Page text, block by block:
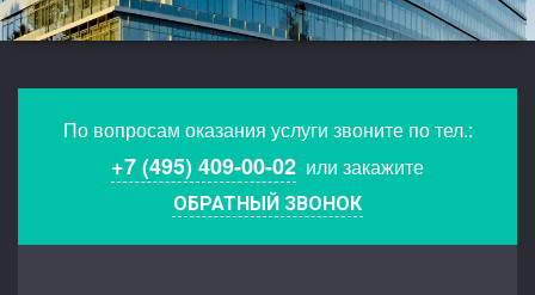
По вопросам оказания услуги звоните по тел.:
+7 (495) 409-00-02 или закажите
ОБРАТНЫЙ ЗВОНОК